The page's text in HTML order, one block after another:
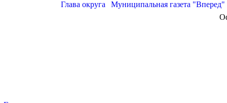
Глава округа Муниципальная газета "Вперед"